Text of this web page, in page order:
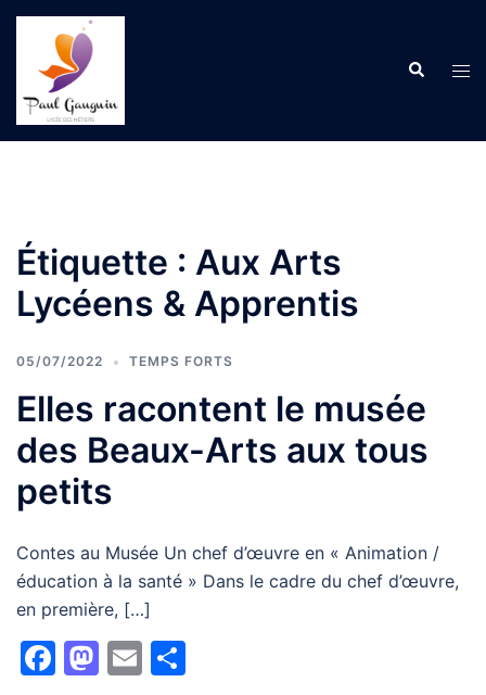
Aller
contenu
Étiquette : Aux Arts
Lycéens & Apprentis
05/07/2022 TEMPS FORTS
Elles racontent le musée
des Beaux-Arts aux tous
petits
Contes au Musée Un chef d’œuvre en « Animation /
éducation à la santé » Dans le cadre du chef d’œuvre,
en première, […]
Facebook
Mastodon
Email